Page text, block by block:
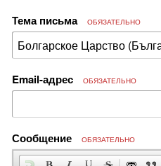
Тема письма ОБЯЗАТЕЛЬНО
Email-адрес ОБЯЗАТЕЛЬНО
Сообщение ОБЯЗАТЕЛЬНО